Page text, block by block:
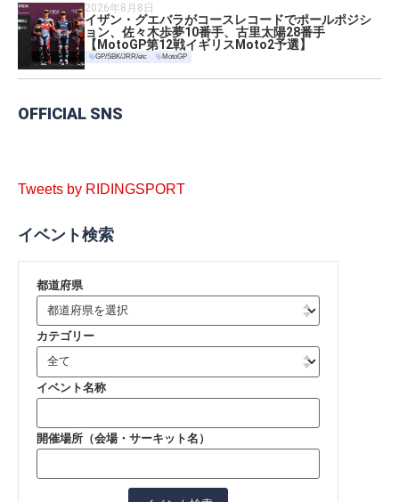
2026年8月8日
イザン・グエバラがコースレコードでポールポジシ
ョン、佐々木歩夢10番手、古里太陽28番手
【MotoGP第12戦イギリスMoto2予選】
GP/SBK/JRR/etc MotoGP
OFFICIAL SNS
Tweets by RIDINGSPORT
イベント検索
都道府県
カテゴリー
イベント名称
開催場所（会場・サーキット名）